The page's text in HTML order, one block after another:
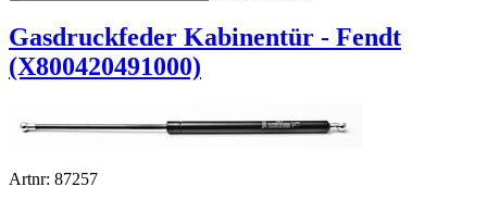
Gasdruckfeder Kabinentür - Fendt
(X800420491000)
Artnr: 87257